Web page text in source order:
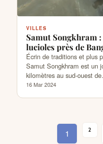
VILLES
Samut Songkhram
lucioles près de
Écrin de traditions et plus
Samut Songkhram est un
kilomètres au sud-ouest
16 Mar 2024
1 2